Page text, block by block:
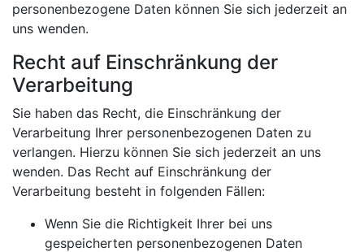
personenbezogene Daten können Sie sich jederzeit an
uns wenden.
Recht auf Einschränkung der
Verarbeitung
Sie haben das Recht, die Einschränkung der
Verarbeitung Ihrer personenbezogenen Daten zu
verlangen. Hierzu können Sie sich jederzeit an uns
wenden. Das Recht auf Einschränkung der
Verarbeitung besteht in folgenden Fällen:
Wenn Sie die Richtigkeit Ihrer bei uns
gespeicherten personenbezogenen Daten